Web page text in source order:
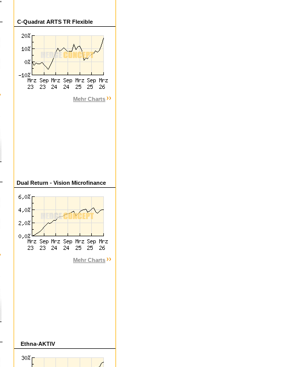
C-Quadrat ARTS TR Flexible
Mehr Charts
Dual Return - Vision Microfinance
Mehr Charts
Ethna-AKTIV